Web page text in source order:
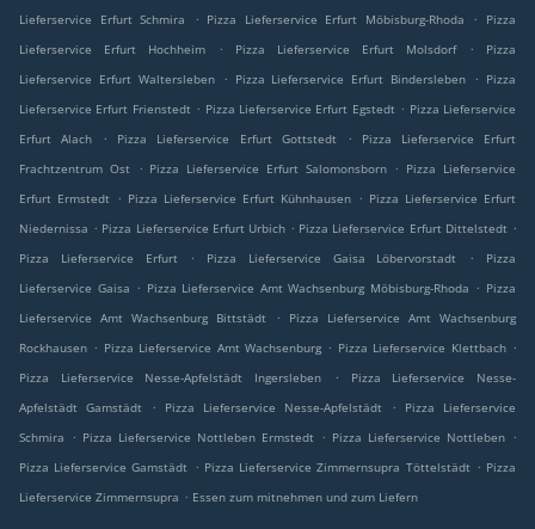
Lieferservice Erfurt Schmira
. Pizza Lieferservice Erfurt Möbisburg-Rhoda .
Pizza
Lieferservice Erfurt Hochheim
. Pizza Lieferservice Erfurt Molsdorf .
Pizza
Lieferservice Erfurt Waltersleben
. Pizza Lieferservice Erfurt Bindersleben . Pizza
Lieferservice Erfurt Frienstedt . Pizza Lieferservice Erfurt Egstedt . Pizza Lieferservice
Erfurt Alach
. Pizza Lieferservice Erfurt Gottstedt .
Pizza Lieferservice Erfurt
Frachtzentrum Ost
. Pizza Lieferservice Erfurt Salomonsborn . Pizza Lieferservice
Erfurt Ermstedt . Pizza Lieferservice Erfurt Kühnhausen . Pizza Lieferservice Erfurt
Niedernissa . Pizza Lieferservice Erfurt Urbich . Pizza Lieferservice Erfurt Dittelstedt .
Pizza Lieferservice Erfurt
. Pizza Lieferservice Gaisa Löbervorstadt .
Pizza
Lieferservice Gaisa . Pizza Lieferservice Amt Wachsenburg Möbisburg-Rhoda . Pizza
Lieferservice Amt Wachsenburg Bittstädt
.
Pizza Lieferservice Amt Wachsenburg
Rockhausen . Pizza Lieferservice Amt Wachsenburg . Pizza Lieferservice Klettbach .
Pizza Lieferservice Nesse-Apfelstädt Ingersleben
.
Pizza Lieferservice Nesse-
Apfelstädt Gamstädt
. Pizza Lieferservice Nesse-Apfelstädt .
Pizza Lieferservice
Schmira
. Pizza Lieferservice Nottleben Ermstedt . Pizza Lieferservice Nottleben .
Pizza Lieferservice Gamstädt . Pizza Lieferservice Zimmernsupra Töttelstädt . Pizza
Lieferservice Zimmernsupra . Essen zum mitnehmen und zum Liefern